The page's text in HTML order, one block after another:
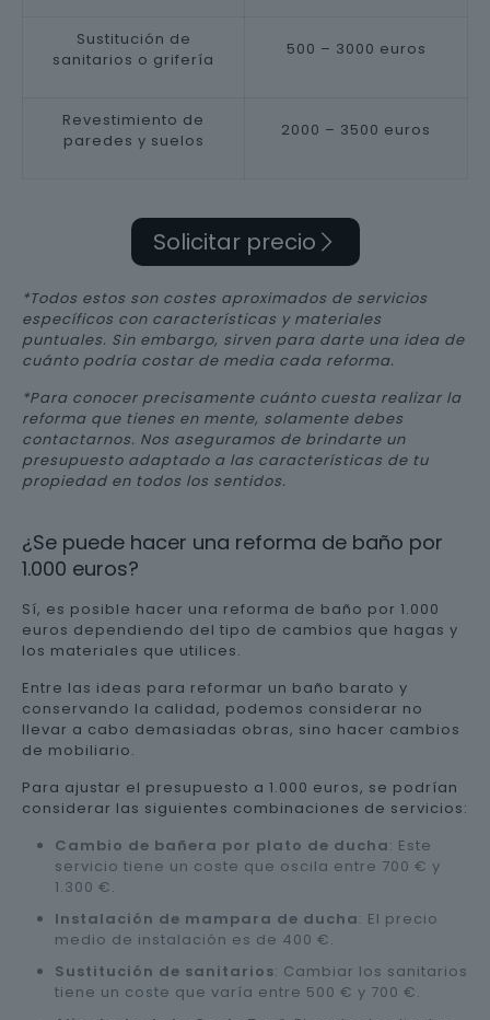
Sustitución de
sanitarios o grifería
500 – 3000 euros
Revestimiento de
paredes y suelos
2000 – 3500 euros
Solicitar precio
*Todos estos son costes aproximados de servicios
específicos con características y materiales
puntuales. Sin embargo, sirven para darte una idea de
cuánto podría costar de media cada reforma.
*Para conocer precisamente cuánto cuesta realizar la
reforma que tienes en mente, solamente debes
contactarnos. Nos aseguramos de brindarte un
presupuesto adaptado a las características de tu
propiedad en todos los sentidos.
¿Se puede hacer una reforma de baño por
1.000 euros?
Sí, es posible hacer una reforma de baño por 1.000
euros dependiendo del tipo de cambios que hagas y
los materiales que utilices.
Entre las ideas para reformar un baño barato y
conservando la calidad, podemos considerar no
llevar a cabo demasiadas obras, sino hacer cambios
de mobiliario.
Para ajustar el presupuesto a 1.000 euros, se podrían
considerar las siguientes combinaciones de servicios:
Cambio de bañera por plato de ducha: Este
servicio tiene un coste que oscila entre 700 € y
1.300 €.
Instalación de mampara de ducha: El precio
medio de instalación es de 400 €.
Sustitución de sanitarios: Cambiar los sanitarios
tiene un coste que varía entre 500 € y 700 €.